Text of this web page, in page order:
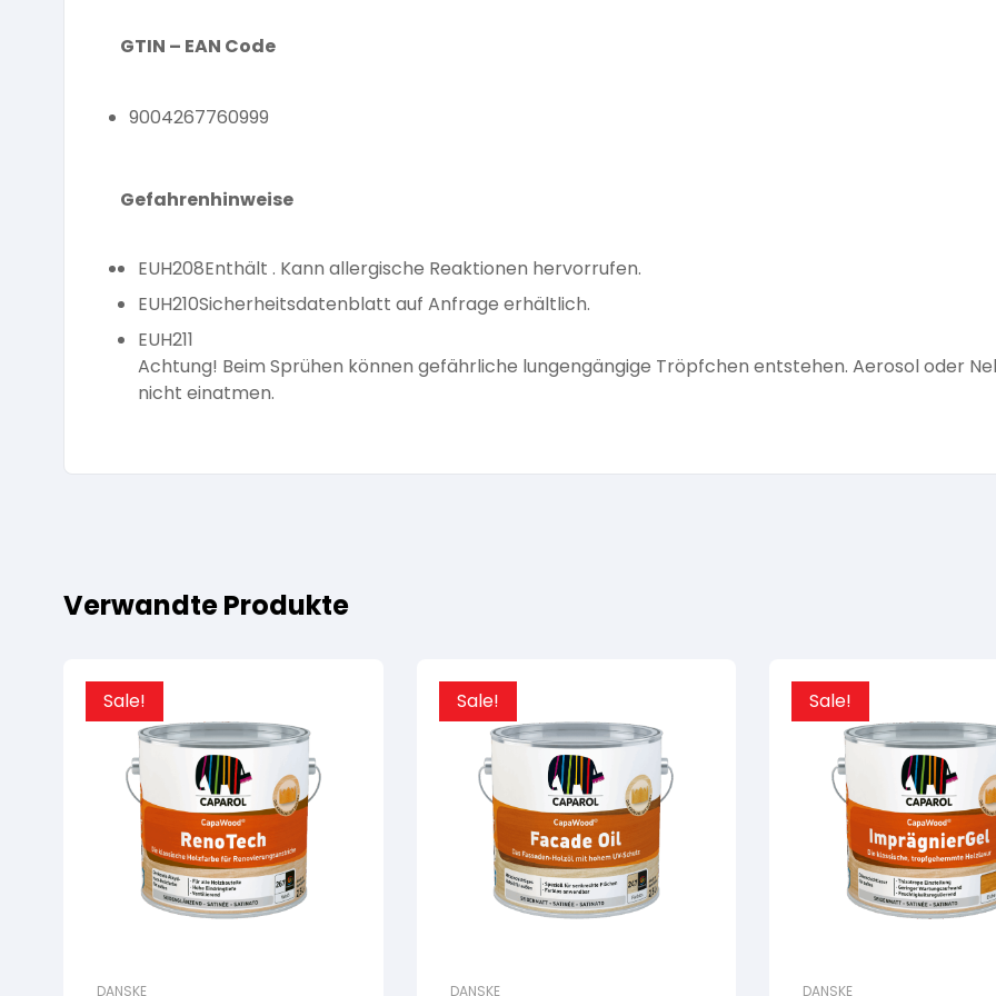
GTIN – EAN Code
9004267760999
Gefahrenhinweise
EUH208Enthält . Kann allergische Reaktionen hervorrufen.
EUH210Sicherheitsdatenblatt auf Anfrage erhältlich.
EUH211
Achtung! Beim Sprühen können gefährliche lungengängige Tröpfchen entstehen. Aerosol oder
nicht einatmen.
Verwandte Produkte
Sale!
DANSKE
Sale!
DANSKE
Sale!
DANSKE